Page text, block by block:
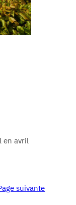
en avril
suivante